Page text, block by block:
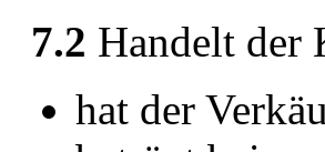
7.2 Handelt der
hat der